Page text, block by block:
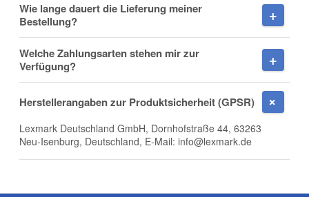
Nachname
Firma
Wie lange dauert die Lieferung meiner
Bestellung?
Welche Zahlungsarten stehen mir zur
Verfügung?
Herstellerangaben zur Produktsicherheit (GPSR)
Lexmark Deutschland GmbH, Dornhofstraße 44, 63263
Neu-Isenburg, Deutschland, E-Mail: info@lexmark.de